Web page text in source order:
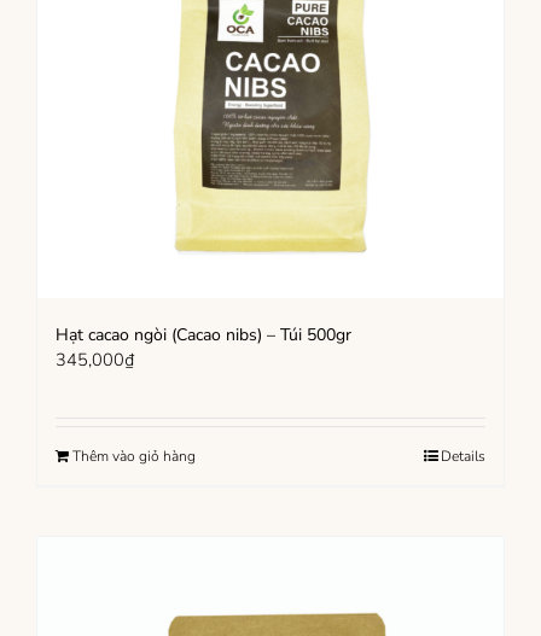
Hạt cacao ngòi (Cacao nibs) – Túi 500gr
345,000₫
Thêm vào giỏ hàng Details